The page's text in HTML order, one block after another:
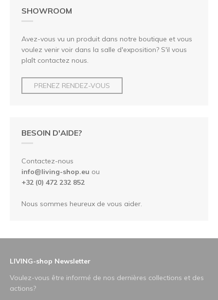
SHOWROOM
Avez-vous vu un produit dans notre boutique et vous
voulez venir voir dans la salle d'exposition? S'il vous
plaît contactez nous.
PRENEZ RENDEZ-VOUS
BESOIN D'AIDE?
Contactez-nous
info@living-shop.eu ou
+32 (0) 472 232 852
Nous sommes heureux de vous aider.
LIVING-shop Newsletter
Voulez-vous être informé de nos dernières collections et des
actions?